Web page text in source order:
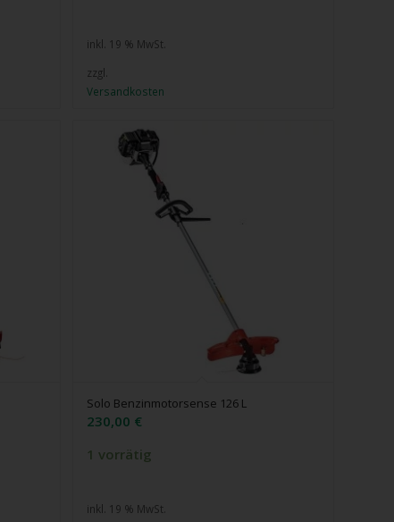
inkl. 19 % MwSt.
zzgl.
Versandkosten
Solo Benzinmotorsense 126 L
230,00 €
1 vorrätig
inkl. 19 % MwSt.